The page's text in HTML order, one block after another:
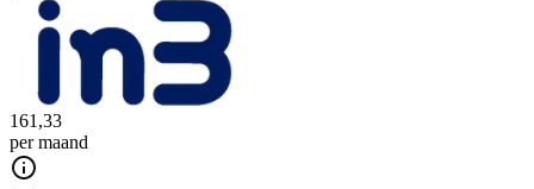
161 ,33
per maand